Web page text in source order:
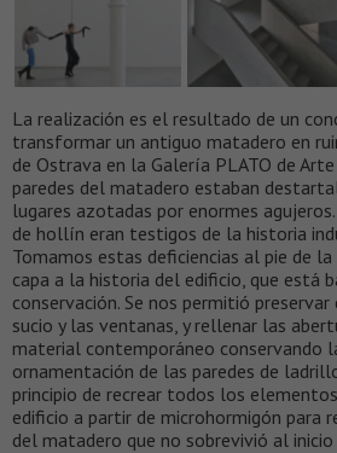
La realización es el resultado de un
transformar un antiguo matadero en
de Ostrava en la Galería PLATO de
paredes del matadero estaban
lugares azotadas por enormes
de hollín eran testigos de la historia
Tomamos estas deficiencias al pie de
capa a la historia del edificio, que está
conservación. Se nos permitió
sucio y las ventanas, y rellenar las
material contemporáneo conservando
ornamentación de las paredes de
principio de recrear todos los
edificio a partir de microhormigón para
del matadero que no sobrevivió al